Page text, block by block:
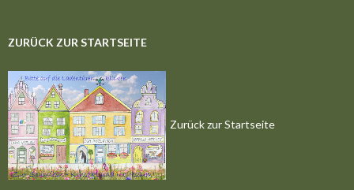
ZURÜCK ZUR STARTSEITE
Zurück zur Startseite